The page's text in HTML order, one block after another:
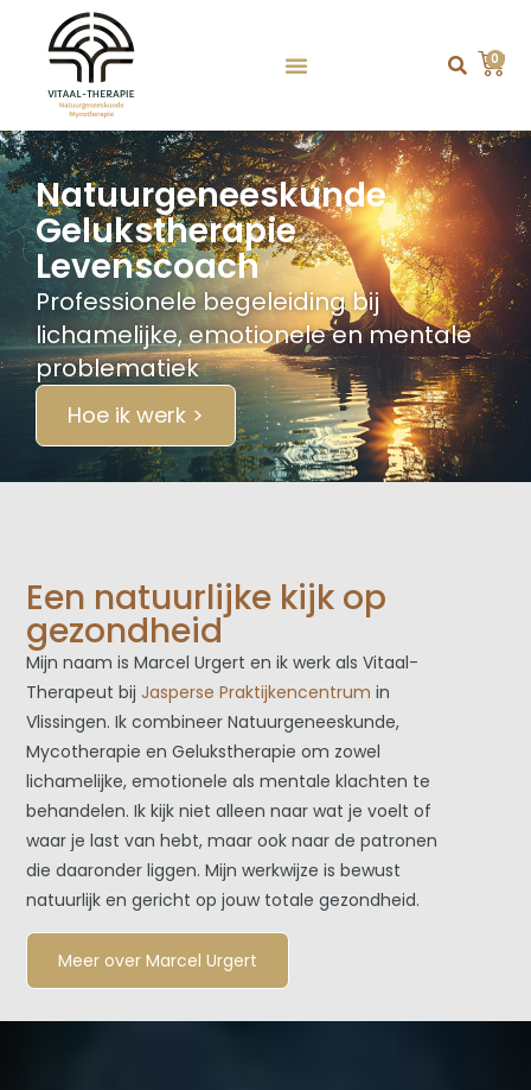
0
Natuurgeneeskunde
Gelukstherapie
Levenscoach
Professionele begeleiding bij
lichamelijke, emotionele en mentale
problematiek
Hoe ik werk >
Een natuurlijke kijk op
gezondheid
Mijn naam is Marcel Urgert en ik werk als Vitaal-
Therapeut bijJasperse Praktijkencentrum in
Vlissingen. Ik combineer Natuurgeneeskunde,
Mycotherapie en Gelukstherapie om zowel
lichamelijke, emotionele als mentale klachten te
behandelen. Ik kijk niet alleen naar wat je voelt of
waar je last van hebt, maar ook naar de patronen
die daaronder liggen. Mijn werkwijze is bewust
natuurlijk en gericht op jouw totale gezondheid.
Meer over Marcel Urgert